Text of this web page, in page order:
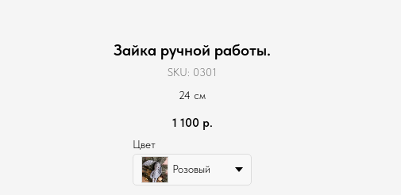
Зайка ручной работы.
SKU: 0301
24 см
1 100 р.
Цвет
Розовый